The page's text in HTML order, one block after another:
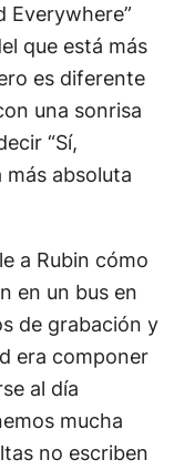
Everywhere”
que está más
es diferente
una sonrisa
“Sí,
absoluta
a Rubin cómo
en un bus en
de grabación y
era componer
al día
mucha
no escriben